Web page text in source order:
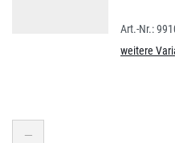
weitere